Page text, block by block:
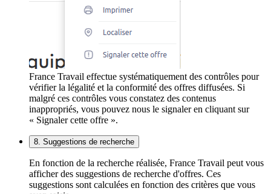
France Travail effectue systématiquement des contrôles pour
vérifier la légalité et la conformité des offres diffusées. Si
malgré ces contrôles vous constatez des contenus
inappropriés, vous pouvez nous le signaler en cliquant sur
« Signaler cette offre ».
8. Suggestions de recherche
En fonction de la recherche réalisée, France Travail peut vous
afficher des suggestions de recherche d'offres. Ces
suggestions sont calculées en fonction des critères que vous